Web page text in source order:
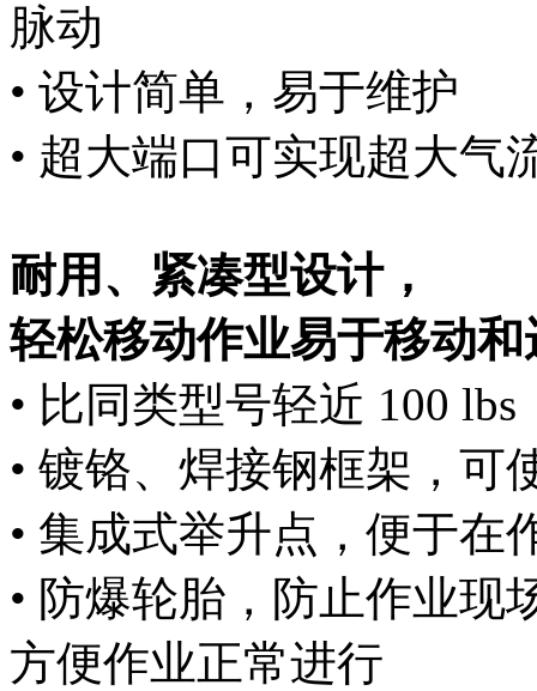
脉动
• 设计简单，易于维护
• 超大端口可实现超大气
耐用、紧凑型设计，
轻松移动作业易于移动和
• 比同类型号轻近 100
• 镀铬、焊接钢框架，可
• 集成式举升点，便于在
• 防爆轮胎，防止作业现
方便作业正常进行